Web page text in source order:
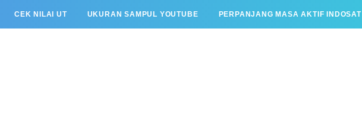
CEK NILAI UT UKURAN SAMPUL YOUTUBE PERPANJANG MASA AKTIF INDOSAT